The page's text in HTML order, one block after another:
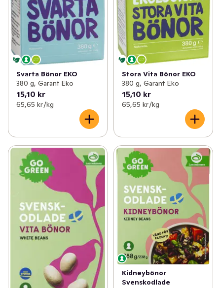
Svarta Bönor EKO
380 g, Garant Eko
15,10 kr
65,65 kr /kg
Stora Vita Bönor EKO
380 g, Garant Eko
15,10 kr
65,65 kr /kg
Kidneybönor
Svenskodlade